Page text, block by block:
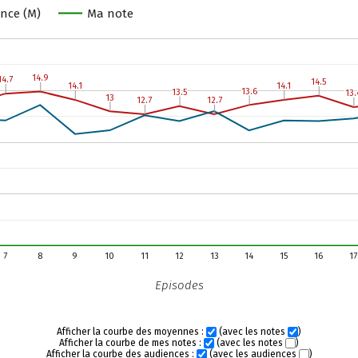
(M) Ma note
7 8 9 10 11 12 13 14 15 16 17
14.9
14.9
14.1
14.1
13
13 12.7
12.7
13.5
13.5
12.7
12.7
13.6
13.6 14.1
14.1 14.5
14.5
Episodes
Afficher la courbe des moyennes : (avec les notes
)
Afficher la courbe de mes notes :
(avec les notes
)
Afficher la courbe des audiences :
(avec les audiences )